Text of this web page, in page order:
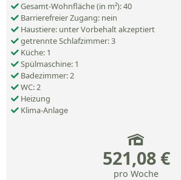
Gesamt-Wohnfläche (in m²): 40
Barrierefreier Zugang: nein
Haustiere: unter Vorbehalt akzeptiert
getrennte Schlafzimmer: 3
Küche: 1
Spülmaschine: 1
Badezimmer: 2
WC: 2
Heizung
Klima-Anlage
521,08 €
pro Woche